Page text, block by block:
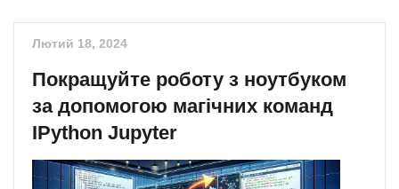
Лютий 18, 2024
Покращуйте роботу з ноутбуком
за допомогою магічних команд
IPython Jupyter